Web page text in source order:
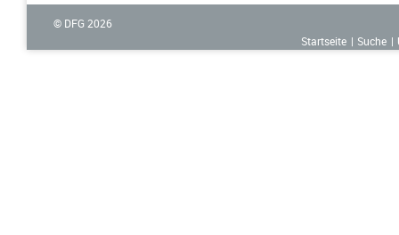
© DFG 2026
Startseite
Suche